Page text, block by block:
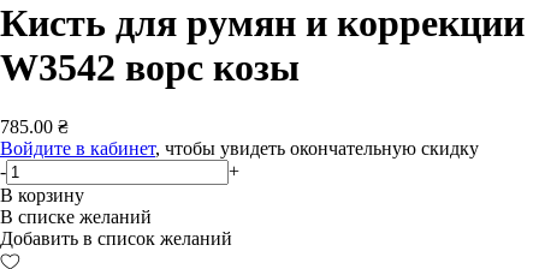
Кисть для румян и коррекции
W3542 ворс козы
785.00 ₴
Войдите в кабинет, чтобы увидеть окончательную скидку
-
+
В корзину
В списке желаний
Добавить в список желаний